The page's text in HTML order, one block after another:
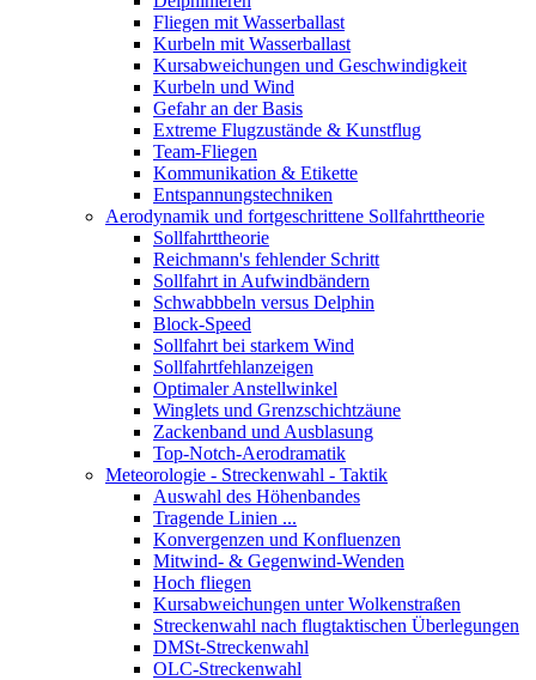
Fliegen mit Wasserballast
Kurbeln mit Wasserballast
Kursabweichungen und Geschwindigkeit
Kurbeln und Wind
Gefahr an der Basis
Extreme Flugzustände & Kunstflug
Team-Fliegen
Kommunikation & Etikette
Entspannungstechniken
Aerodynamik und fortgeschrittene Sollfahrttheorie
Sollfahrttheorie
Reichmann's fehlender Schritt
Sollfahrt in Aufwindbändern
Schwabbbeln versus Delphin
Block-Speed
Sollfahrt bei starkem Wind
Sollfahrtfehlanzeigen
Optimaler Anstellwinkel
Winglets und Grenzschichtzäune
Zackenband und Ausblasung
Top-Notch-Aerodramatik
Meteorologie - Streckenwahl - Taktik
Auswahl des Höhenbandes
Tragende Linien ...
Konvergenzen und Konfluenzen
Mitwind- & Gegenwind-Wenden
Hoch fliegen
Kursabweichungen unter Wolkenstraßen
Streckenwahl nach flugtaktischen Überlegungen
DMSt-Streckenwahl
OLC-Streckenwahl